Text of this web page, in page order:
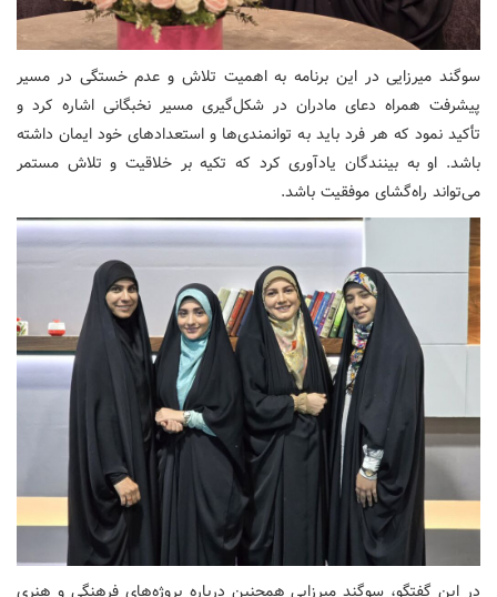
سوگند میرزایی در این برنامه به اهمیت تلاش و عدم خستگی در مسیر
پیشرفت همراه دعای مادران در شکل‌گیری مسیر نخبگانی اشاره کرد و
تأکید نمود که هر فرد باید به توانمندی‌ها و استعدادهای خود ایمان داشته
باشد. او به بینندگان یادآوری کرد که تکیه بر خلاقیت و تلاش مستمر
می‌تواند راه‌گشای موفقیت باشد.
در این گفتگو، سوگند میرزایی همچنین درباره پروژه‌های فرهنگی و هنری